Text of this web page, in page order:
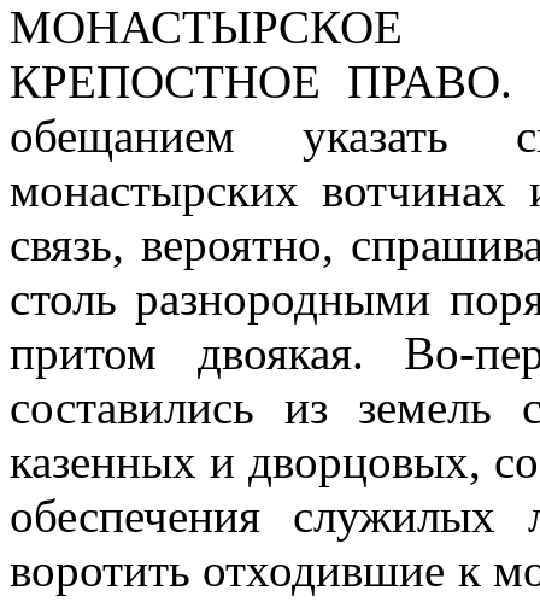
КРЕПОСТНОЕ ПРАВО.
обещанием
монастырских
связь, вероятно,
столь разнородными
притом двоякая. Во-
составились из
казенных и дворцовых,
обеспечения
воротить отходившие к